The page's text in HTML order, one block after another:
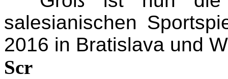
salesianischen
2016 in Bratislava und
Scr